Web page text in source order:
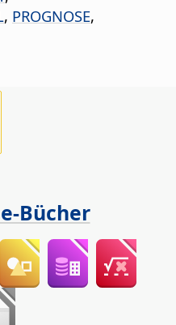
, PROGNOSE,
Bücher